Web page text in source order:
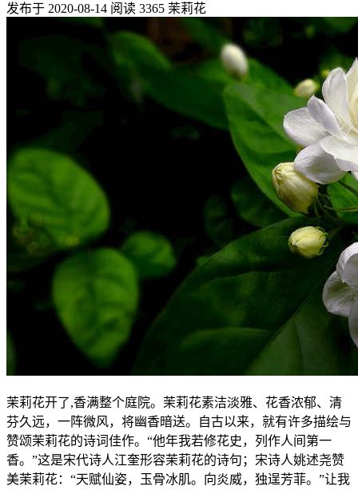
发布于 2020-08-14 阅读 3365 茉莉花
茉莉花开了,香满整个庭院。茉莉花素洁淡雅、花香浓郁、清
芬久远，一阵微风，将幽香暗送。自古以来，就有许多描绘与
赞颂茉莉花的诗词佳作。“他年我若修花史，列作人间第一
香。”这是宋代诗人江奎形容茉莉花的诗句；宋诗人姚述尧赞
美茉莉花：“天赋仙姿，玉骨冰肌。向炎威，独逞芳菲。”让我